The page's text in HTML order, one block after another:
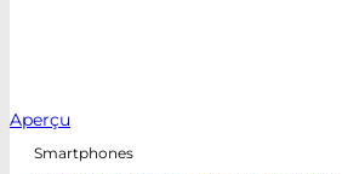
Aperçu
Smartphones